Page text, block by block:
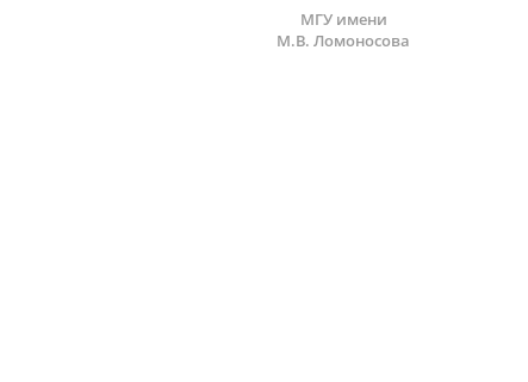
МГУ имени
М.В. Ломоносова